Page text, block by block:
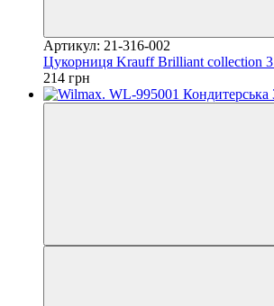
Артикул: 21-316-002
Цукорниця Krauff Brilliant collection
214 грн